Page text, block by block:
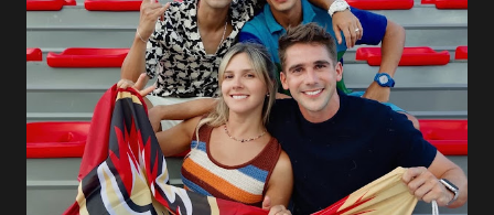
entra no quarto de Gabriel e imagina como seria o
encontro deles, quando conseguir seduzi-lo. Manuel avisa a
Paula sobre a suposta infidelidade de Gabriel com Joana.
Rogerio consegue se livrar de todas as suspeitas pelo
desaparecimento de Francisco, apontando que ele poderia
ter sido vítima da fúria de Gabriel. Artur informa a Gabriel
que a clínica inseminou por engano outra paciente, que está